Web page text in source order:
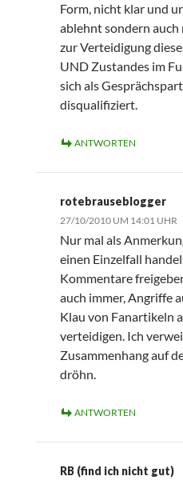
Form, nicht klar und
ablehnt sondern
zur Verteidigung
UND Zustandes im
sich als
disqualifiziert.
ANTWORTEN
rotebrauseblogger
27/10/2010 UM 14:01 UHR
Nur mal als
einen Einzelfall
Kommentare
auch immer, Angriffe
Klau von Fanartikeln
verteidigen. Ich
Zusammenhang auf
dröhn.
ANTWORTEN
RB (find ich nicht gut)